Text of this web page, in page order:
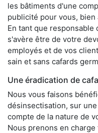
les bâtiments d'une
publicité pour vous, bien
En tant que
s'avère être de votre
employés et de vos
sain et sans cafards
Une éradication de
Nous vous faisons
désinsectisation, sur
compte de la nature de
Nous prenons en